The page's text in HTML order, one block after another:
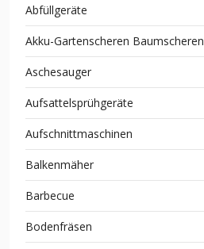
Abfüllgeräte
Akku-Gartenscheren Baumscheren
Aschesauger
Aufsattelsprühgeräte
Aufschnittmaschinen
Balkenmäher
Barbecue
Bodenfräsen